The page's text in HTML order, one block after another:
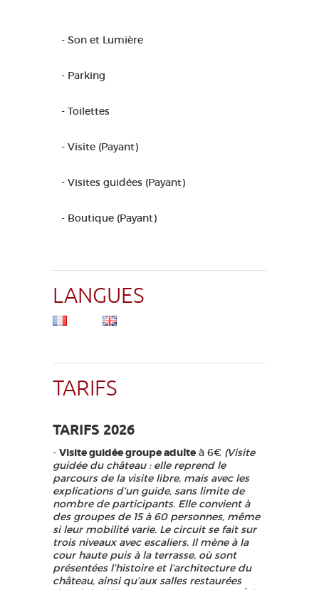
- Son et Lumière
- Parking
- Toilettes
- Visite (Payant)
- Visites guidées (Payant)
- Boutique (Payant)
LANGUES
TARIFS
TARIFS 2026
- Visite guidée groupe adulte à 6€ (Visite
guidée du château : elle reprend le
parcours de la visite libre, mais avec les
explications d’un guide, sans limite de
nombre de participants. Elle convient à
des groupes de 15 à 60 personnes, même
si leur mobilité varie. Le circuit se fait sur
trois niveaux avec escaliers. Il mène à la
cour haute puis à la terrasse, où sont
présentées l’histoire et l’architecture du
château, ainsi qu’aux salles restaurées